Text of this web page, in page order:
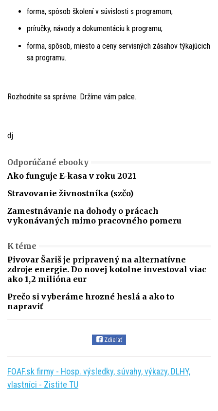
forma, spôsob školení v súvislosti s programom;
príručky, návody a dokumentáciu k programu;
forma, spôsob, miesto a ceny servisných zásahov týkajúcich
sa programu.
Rozhodnite sa správne. Držíme vám palce.
dj
Odporúčané ebooky
Ako funguje E-kasa v roku 2021
Stravovanie živnostníka (szčo)
Zamestnávanie na dohody o prácach
vykonávaných mimo pracovného pomeru
K téme
Pivovar Šariš je pripravený na alternatívne
zdroje energie. Do novej kotolne investoval viac
ako 1,2 milióna eur
Prečo si vyberáme hrozné heslá a ako to
napraviť
Zdieľať
FOAF.sk firmy - Hosp. výsledky, súvahy, výkazy, DLHY,
vlastníci - Zistite TU